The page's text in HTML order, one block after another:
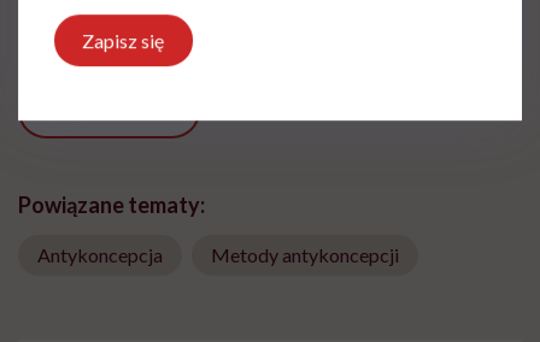
Zobacz profil
Powiązane tematy:
Antykoncepcja Metody antykoncepcji
Zapisz się